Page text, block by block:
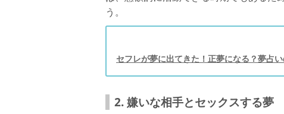
う。
セフレが夢に出てきた！正夢になる？夢占
2. 嫌いな相手とセックスする夢